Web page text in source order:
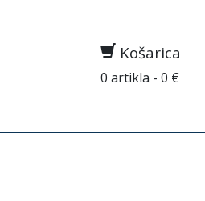
Košarica
0 artikla - 0 €